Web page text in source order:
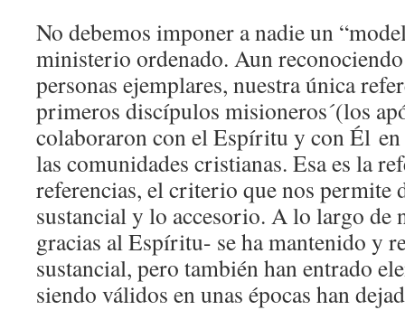
No debemos imponer a nadie un
ministerio ordenado. Aun
personas ejemplares, nuestra única
primeros discípulos misioneros´(los
colaboraron con el Espíritu y con Él
las comunidades cristianas. Esa es la
referencias, el criterio que nos permite
sustancial y lo accesorio. A lo largo de
gracias al Espíritu- se ha mantenido y
sustancial, pero también han entrado
siendo válidos en unas épocas han